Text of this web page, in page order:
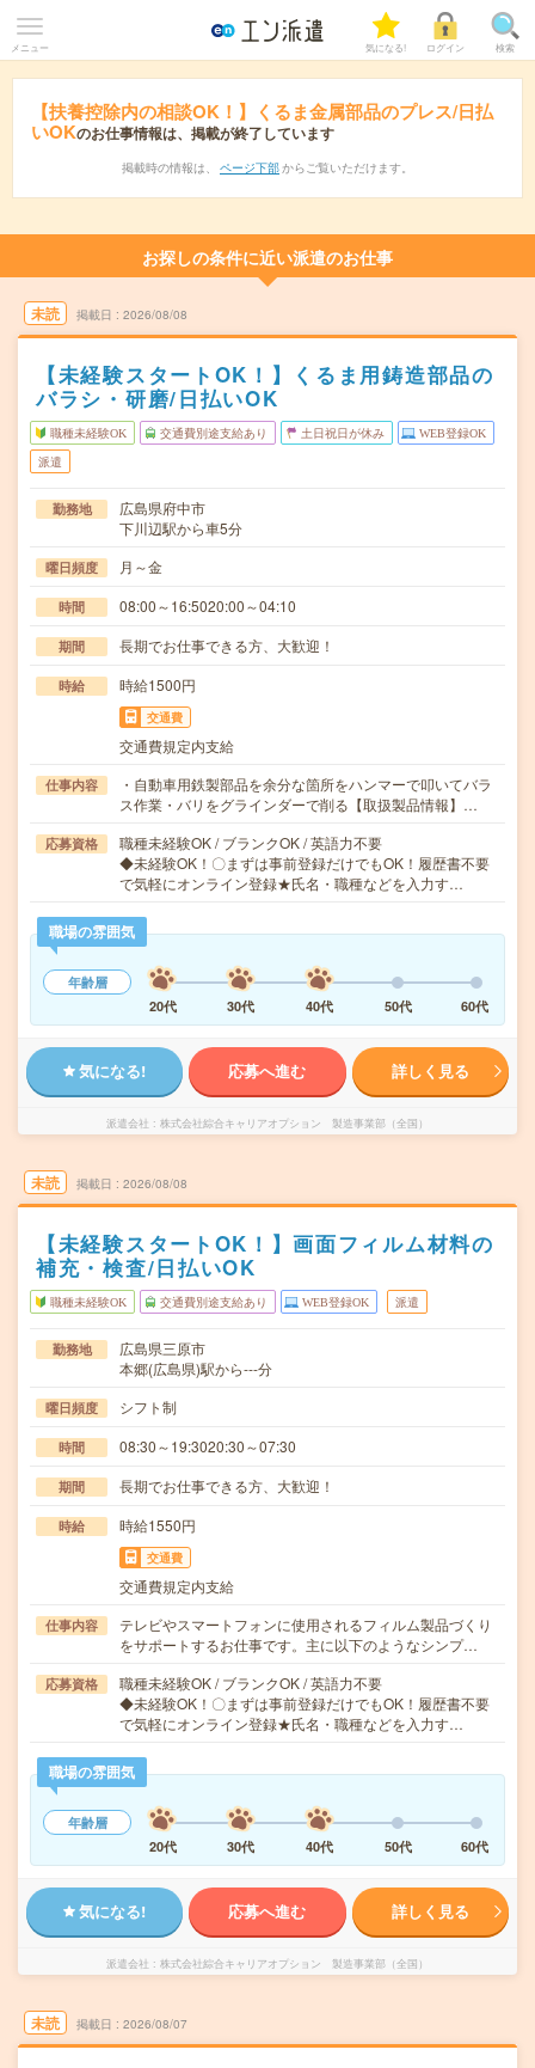
メニュー 気になる! ログイン 検索
【扶養控除内の相談OK！】くるま金属部品のプレス/日払
いOKのお仕事情報は、掲載が終了しています
掲載時の情報は、 ページ下部 からご覧いただけます。
お探しの条件に近い派遣のお仕事
未読 掲載日 2026/08/08
【未経験スタートOK！】くるま用鋳造部品の
バラシ・研磨/日払いOK
職種未経験OK 交通費別途支給あり 土日祝日が休み WEB登録OK
派遣
勤務地
広島県府中市
下川辺駅から車5分
曜日頻度 月～金
時間 08:00～16:5020:00～04:10
期間 長期でお仕事できる方、大歓迎！
時給 時給1500円
交通費
交通費規定内支給
仕事内容
・自動車用鉄製部品を余分な箇所をハンマーで叩いてバラ
ス作業・バリをグラインダーで削る【取扱製品情報】…
応募資格
職種未経験OK / ブランクOK / 英語力不要
◆未経験OK！〇まずは事前登録だけでもOK！履歴書不要
で気軽にオンライン登録★氏名・職種などを入力す…
職場の雰囲気
年齢層
20代
30代 40代 50代 60代
気になる! 応募へ進む 詳しく見る
派遣会社 株式会社綜合キャリアオプション 製造事業部（全国）
未読 掲載日 2026/08/08
【未経験スタートOK！】画面フィルム材料の
補充・検査/日払いOK
職種未経験OK 交通費別途支給あり WEB登録OK 派遣
勤務地
広島県三原市
本郷(広島県)駅から---分
曜日頻度 シフト制
時間 08:30～19:3020:30～07:30
期間 長期でお仕事できる方、大歓迎！
時給 時給1550円
交通費
交通費規定内支給
仕事内容
テレビやスマートフォンに使用されるフィルム製品づくり
をサポートするお仕事です。主に以下のようなシンプ…
応募資格
職種未経験OK / ブランクOK / 英語力不要
◆未経験OK！〇まずは事前登録だけでもOK！履歴書不要
で気軽にオンライン登録★氏名・職種などを入力す…
職場の雰囲気
年齢層
20代
30代 40代 50代 60代
気になる! 応募へ進む 詳しく見る
派遣会社 株式会社綜合キャリアオプション 製造事業部（全国）
未読 掲載日 2026/08/07